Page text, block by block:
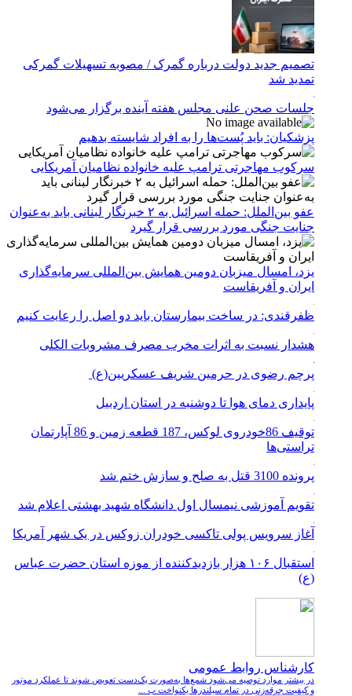
تصمیم جدید دولت درباره گمرک / مصوبه تسهیلات گمرکی
تمدید شد
جلسات صحن علنی مجلس هفته آینده برگزار می‌شود
پزشکیان: باید پُست‌ها را به افراد شایسته بدهیم
سرکوب مهاجرتی ترامپ علیه خانواده نظامیان آمریکایی
عفو بین‌الملل: حمله اسرائیل به ۲ خبرنگار لبنانی باید به‌عنوان
جنایت جنگی مورد بررسی قرار گیرد
یزد، امسال میزبان دومین همایش بین‌المللی سرمایه‌گذاری
ایران و آفریقاست
ظفرقندی: در ساخت بیمارستان باید دو اصل را رعایت کنیم
هشدار نسبت به اثرات مخرب مصرف مشروبات الکلی
پرچم رضوی در حرمین شریف عسکریین(ع)
پایداری دمای هوا تا دوشنبه در استان اردبیل
توقیف 86خودروی لوکس، 187 قطعه زمین و 86 آپارتمان
تراستی‌ها
پرونده 3100 قتل به صلح و سازش ختم شد
تقویم آموزشی نیمسال اول دانشگاه شهید بهشتی اعلام شد
آغاز سرویس پولی تاکسی خودران زوکس در یک شهر آمریکا
استقبال ۱۰۶ هزار بازدیدکننده از موزه استان حضرت عباس
(ع)
کارشناس روابط عمومی
در بیشتر موارد توصیه می‌شود شمع‌ها به‌صورت یک‌دست تعویض شوند تا عملکرد موتور
و کیفیت جرقه‌زنی در تمام سیلندرها یکنواخت ب ...